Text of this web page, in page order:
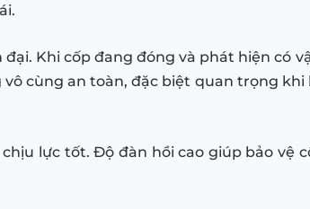
Khi cốp đang đóng và phát hiện có
cùng an toàn, đặc biệt quan trọng khi
lực tốt. Độ đàn hồi cao giúp bảo vệ